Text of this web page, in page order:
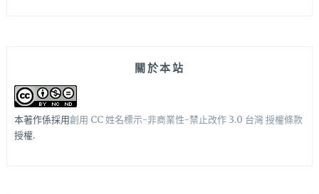
關於本站
本著作係採用創用 CC 姓名標示-非商業性-禁止改作 3.0 台灣 授權條款
授權.